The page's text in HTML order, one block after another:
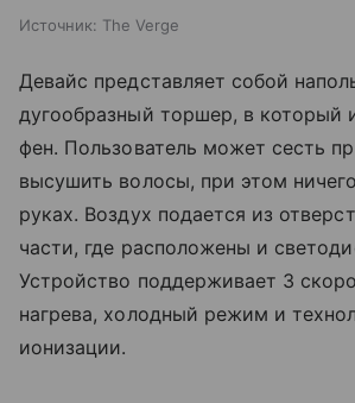
Источник: The Verge
Девайс представляет собой
дугообразный торшер, в который
фен. Пользователь может сесть
высушить волосы, при этом
руках. Воздух подается из
части, где расположены и
Устройство поддерживает 3
нагрева, холодный режим и
ионизации.